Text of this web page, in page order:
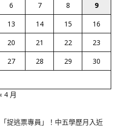
6 7 8
9
13 14 15
16
20 21 22
23
27 28 29
30
4 月
捉逃票專員」！中五學歷月入近